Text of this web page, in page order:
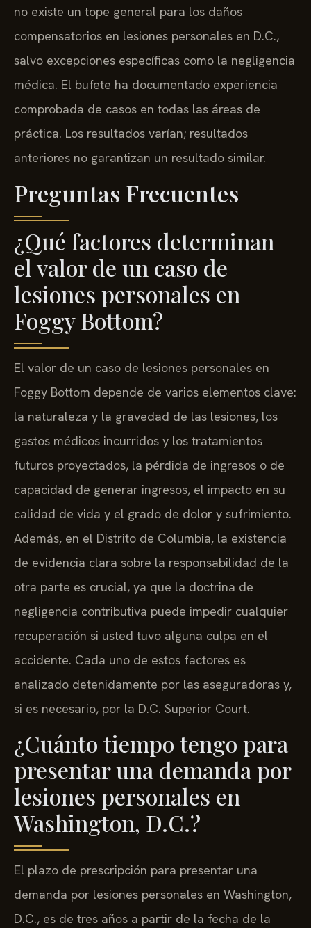
no existe un tope general para los daños
compensatorios en lesiones personales en D.C.,
salvo excepciones específicas como la negligencia
médica. El bufete ha documentado experiencia
comprobada de casos en todas las áreas de
práctica. Los resultados varían; resultados
anteriores no garantizan un resultado similar.
Preguntas Frecuentes
¿Qué factores determinan
el valor de un caso de
lesiones personales en
Foggy Bottom?
El valor de un caso de lesiones personales en
Foggy Bottom depende de varios elementos clave:
la naturaleza y la gravedad de las lesiones, los
gastos médicos incurridos y los tratamientos
futuros proyectados, la pérdida de ingresos o de
capacidad de generar ingresos, el impacto en su
calidad de vida y el grado de dolor y sufrimiento.
Además, en el Distrito de Columbia, la existencia
de evidencia clara sobre la responsabilidad de la
otra parte es crucial, ya que la doctrina de
negligencia contributiva puede impedir cualquier
recuperación si usted tuvo alguna culpa en el
accidente. Cada uno de estos factores es
analizado detenidamente por las aseguradoras y,
si es necesario, por la D.C. Superior Court.
¿Cuánto tiempo tengo para
presentar una demanda por
lesiones personales en
Washington, D.C.?
El plazo de prescripción para presentar una
demanda por lesiones personales en Washington,
D.C., es de tres años a partir de la fecha de la